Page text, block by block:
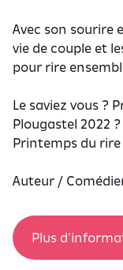
Avec son sourire
vie de couple et
pour rire
Le saviez vous ?
Plougastel 2022
Printemps du rire
Auteur /
Plus